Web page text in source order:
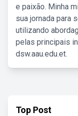
e paixão. Minha
sua jornada para
utilizando
pelas principais
dsw.aau.edu.et.
Top Post